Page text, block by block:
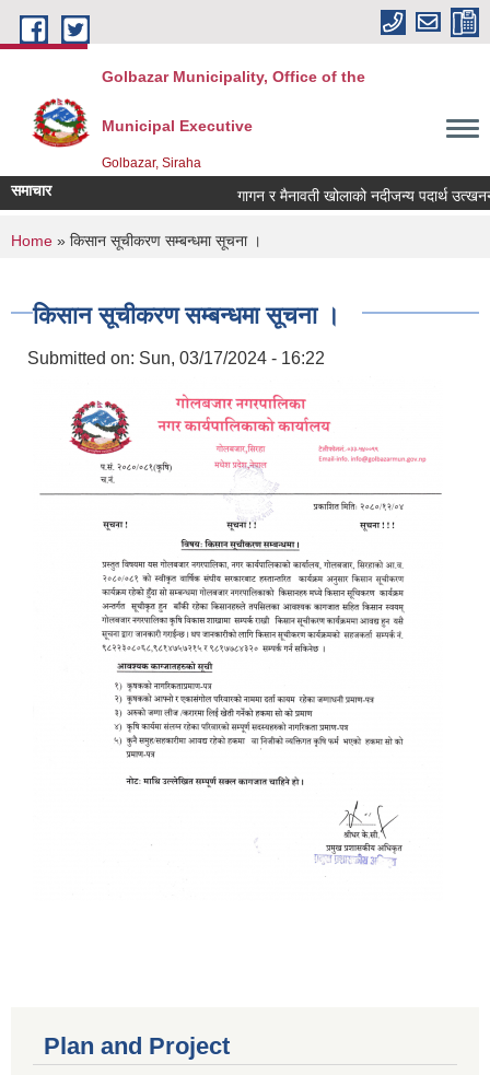
Skip to main content
Golbazar Municipality, Office of the
Municipal Executive
Golbazar, Siraha
समाचार गागन र मैनावती खोलाको नदीजन्य पदार्थ
You are here
Home » किसान सूचीकरण सम्बन्धमा सूचना ।
किसान सूचीकरण सम्बन्धमा सूचना ।
Submitted on: Sun, 03/17/2024 - 16:22
Plan and Project